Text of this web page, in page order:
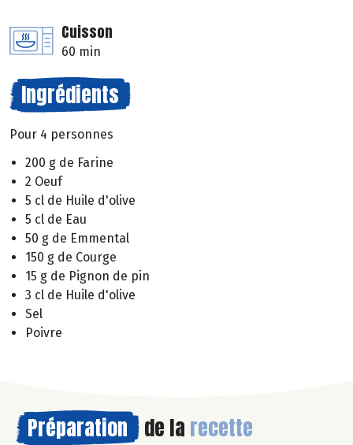
Cuisson
60 min
Ingrédients
Pour 4 personnes
200 g de Farine
2 Oeuf
5 cl de Huile d'olive
5 cl de Eau
50 g de Emmental
150 g de Courge
15 g de Pignon de pin
3 cl de Huile d'olive
Sel
Poivre
Préparation de la recette